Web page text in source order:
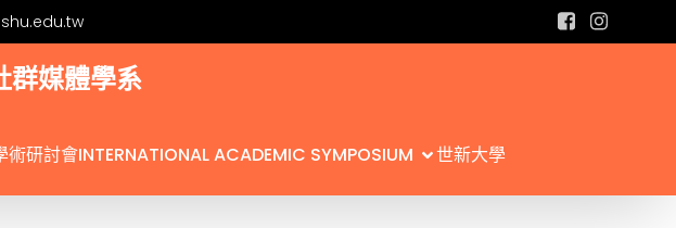
群媒體學系
研討會INTERNATIONAL ACADEMIC SYMPOSIUM 世新大學